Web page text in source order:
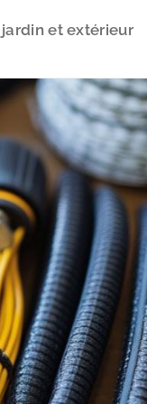
jardin et extérieur